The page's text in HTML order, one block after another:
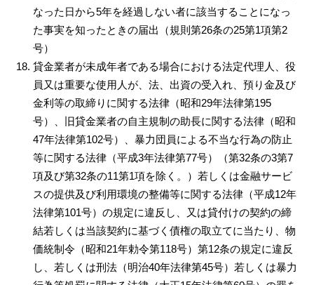
なった日から5年を経過しない者に該当することになっ
た事実を知ったときの届出（規則第26条の25第1項第2
号）
貸金業者が未成年者である場合における法定代理人、役
員又は重要な使用人が、法、出資の受入れ、預り金及び
金利等の取締りに関する法律（昭和29年法律第195
号）、旧貸金業者の自主規制の助長に関する法律（昭和
47年法律第102号）、暴力団員による不当な行為の防止
等に関する法律（平成3年法律第77号）（第32条の3第7
項及び第32条の11第1項を除く。）若しくは金融サービ
スの提供及び利用環境の整備等に関する法律（平成12年
法律第101号）の規定に違反し、又は貸付けの契約の締
結若しくは当該契約に基づく債権の取立てに当たり、物
価統制令（昭和21年勅令第118号）第12条の規定に違反
し、若しくは刑法（明治40年法律第45号）若しくは暴力